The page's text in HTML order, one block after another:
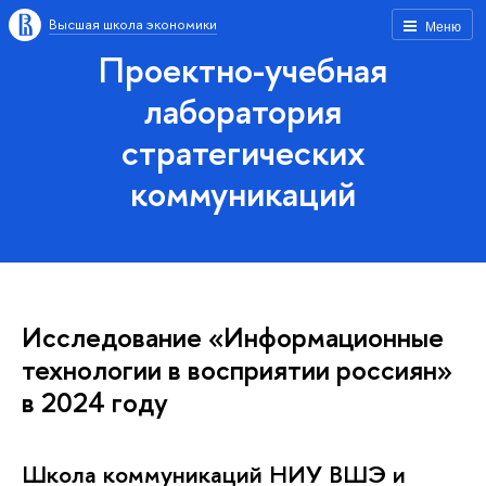
Меню
Высшая школа экономики
Проектно-учебная
лаборатория
стратегических
коммуникаций
Исследование «Информационные
технологии в восприятии россиян»
в 2024 году
Школа коммуникаций НИУ ВШЭ и